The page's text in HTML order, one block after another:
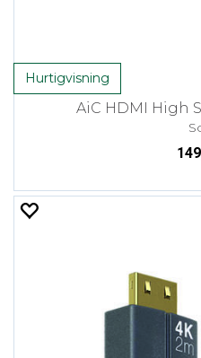
Hurtigvisning
AiC HDMI High